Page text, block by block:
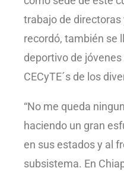
trabajo de directoras
recordó, también se
deportivo de
CECyTE´s de los
“No me queda
haciendo un gran
en sus estados y al
subsistema. En